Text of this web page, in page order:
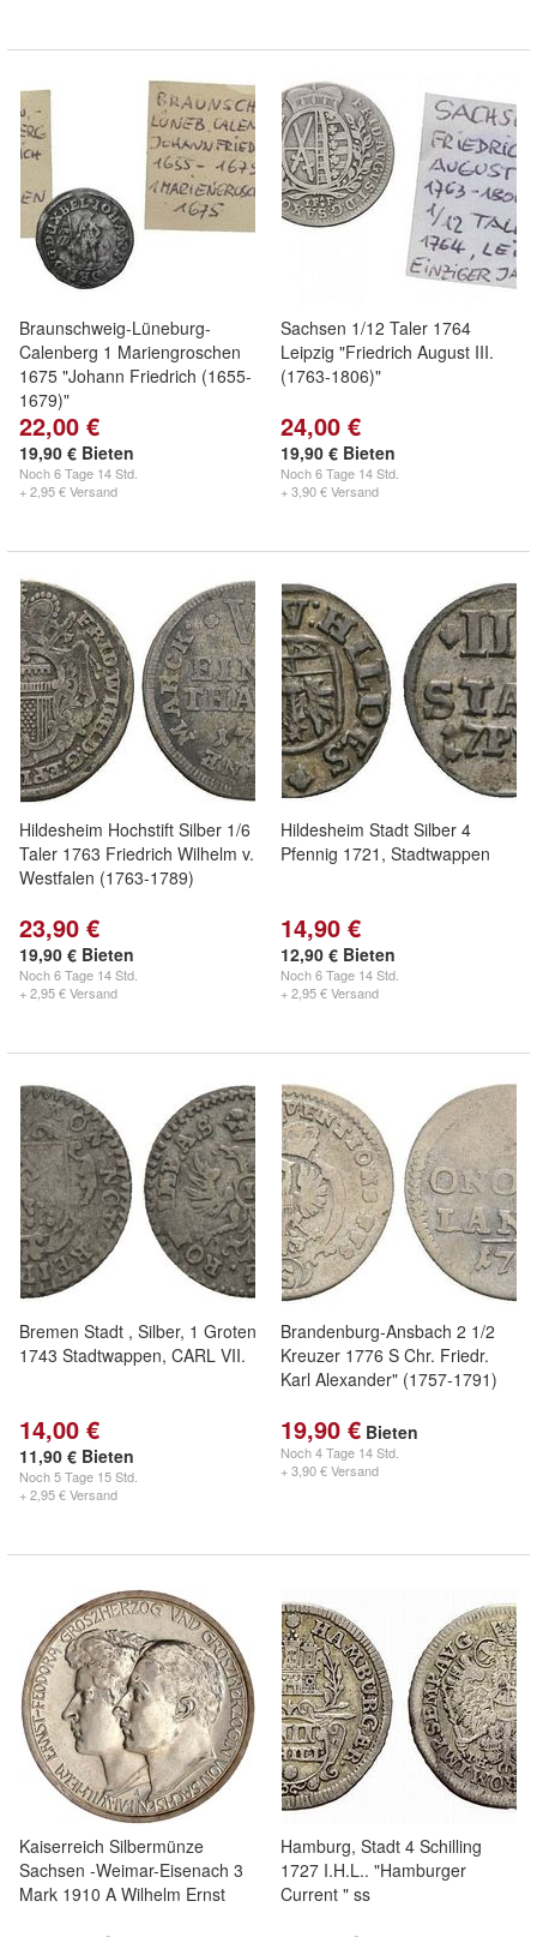
Braunschweig-Lüneburg-
Calenberg 1 Mariengroschen
1675 "Johann Friedrich (1655-
1679)"
22,00 €
19,90 € Bieten
Noch6 Tage 14 Std.
+ 2,95 € Versand
Sachsen 1/12 Taler 1764
Leipzig "Friedrich August III.
(1763-1806)"
24,00 €
19,90 € Bieten
Noch6 Tage 14 Std.
+ 3,90 € Versand
Hildesheim Hochstift Silber 1/6
Taler 1763 Friedrich Wilhelm v.
Westfalen (1763-1789)
23,90 €
19,90 € Bieten
Noch6 Tage 14 Std.
+ 2,95 € Versand
Hildesheim Stadt Silber 4
Pfennig 1721, Stadtwappen
14,90 €
12,90 € Bieten
Noch6 Tage 14 Std.
+ 2,95 € Versand
Bremen Stadt , Silber, 1 Groten
1743 Stadtwappen, CARL VII.
14,00 €
11,90 € Bieten
Noch5 Tage 15 Std.
+ 2,95 € Versand
Brandenburg-Ansbach 2 1/2
Kreuzer 1776 S Chr. Friedr.
Karl Alexander" (1757-1791)
19,90 € Bieten
Noch4 Tage 14 Std.
+ 3,90 € Versand
Kaiserreich Silbermünze
Sachsen -Weimar-Eisenach 3
Mark 1910 A Wilhelm Ernst
Hamburg, Stadt 4 Schilling
1727 I.H.L.. "Hamburger
Current " ss